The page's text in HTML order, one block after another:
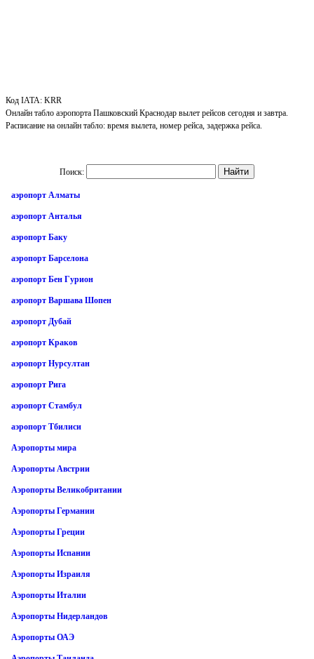
Код IATA: KRR
Онлайн табло аэропорта Пашковский Краснодар вылет рейсов сегодня и завтра.
Расписание на онлайн табло: время вылета, номер рейса, задержка рейса.
Поиск:
аэропорт Алматы
аэропорт Анталья
аэропорт Баку
аэропорт Барселона
аэропорт Бен Гурион
аэропорт Варшава Шопен
аэропорт Дубай
аэропорт Краков
аэропорт Нурсултан
аэропорт Рига
аэропорт Стамбул
аэропорт Тбилиси
Аэропорты мира
Аэропорты Австрии
Аэропорты Великобритании
Аэропорты Германии
Аэропорты Греции
Аэропорты Испании
Аэропорты Израиля
Аэропорты Италии
Аэропорты Нидерландов
Аэропорты ОАЭ